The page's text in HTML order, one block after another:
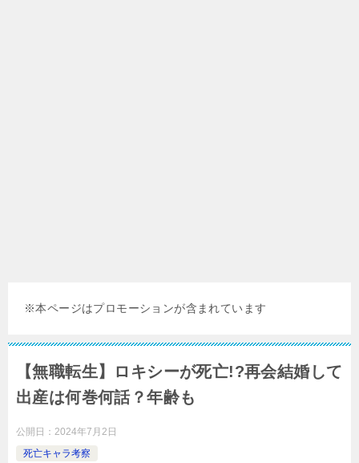
※本ページはプロモーションが含まれています
【無職転生】ロキシーが死亡!?再会結婚して
出産は何巻何話？年齢も
公開日： 2024年7月2日
死亡キャラ考察